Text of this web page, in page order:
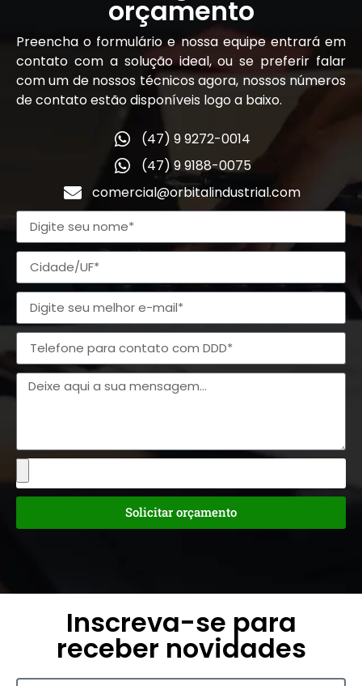
orçamento
Preencha o formulário e nossa equipe entrará em
contato com a solução ideal, ou se preferir falar
com um de nossos técnicos agora, nossos números
de contato estão disponíveis logo a baixo.
(47) 9 9272-0014
(47) 9 9188-0075
comercial@orbitalindustrial.com
Solicitar orçamento
Inscreva-se para
receber novidades